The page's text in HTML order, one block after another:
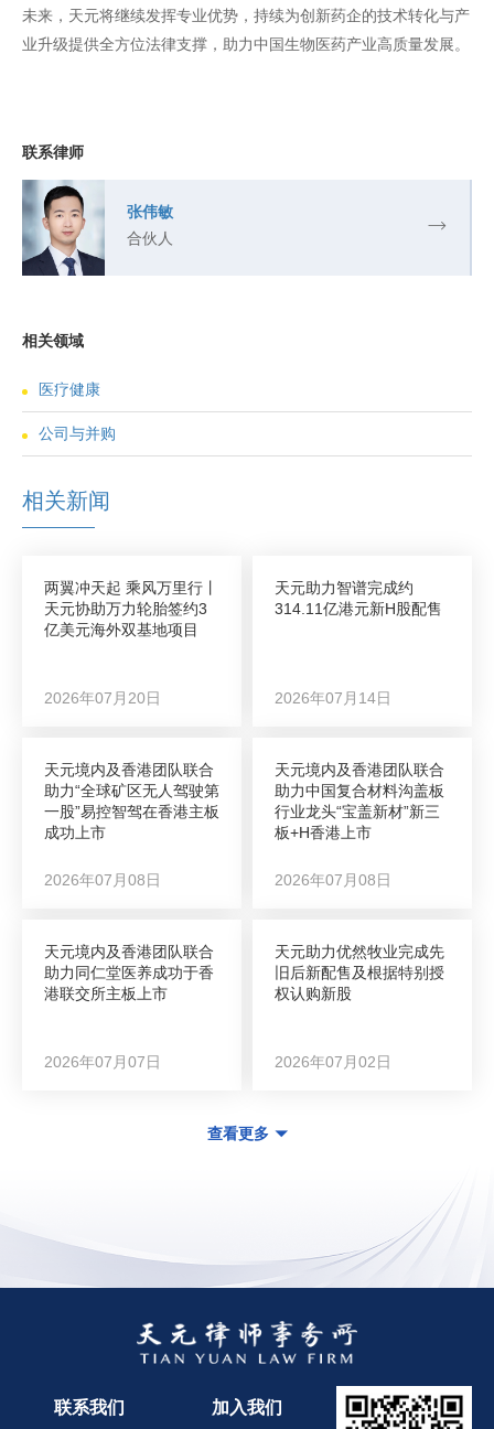
未来，天元将继续发挥专业优势，持续为创新药企的技术转化与产
业升级提供全方位法律支撑，助力中国生物医药产业高质量发展。
联系律师
张伟敏
合伙人
相关领域
医疗健康
公司与并购
相关新闻
两翼冲天起 乘风万里行丨
天元协助万力轮胎签约3
亿美元海外双基地项目
2026年07月20日
天元助力智谱完成约
314.11亿港元新H股配售
2026年07月14日
天元境内及香港团队联合
助力“全球矿区无人驾驶第
一股”易控智驾在香港主板
成功上市
2026年07月08日
天元境内及香港团队联合
助力中国复合材料沟盖板
行业龙头“宝盖新材”新三
板+H香港上市
2026年07月08日
天元境内及香港团队联合
助力同仁堂医养成功于香
港联交所主板上市
2026年07月07日
天元助力优然牧业完成先
旧后新配售及根据特别授
权认购新股
2026年07月02日
查看更多
联系我们 加入我们